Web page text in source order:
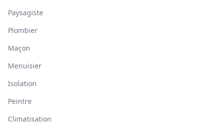
Paysagiste
Plombier
Maçon
Menuisier
Isolation
Peintre
Climatisation